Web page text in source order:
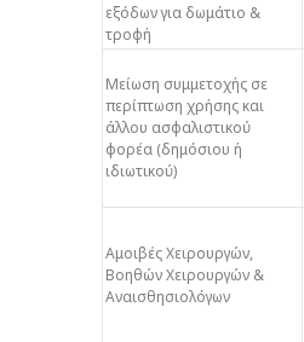
εξόδων για δωμάτιο &
τροφή
Μείωση συμμετοχής σε
περίπτωση χρήσης και
άλλου ασφαλιστικού
φορέα (δημόσιου ή
ιδιωτικού)
Αμοιβές Χειρουργών,
Βοηθών Χειρουργών &
Αναισθησιολόγων